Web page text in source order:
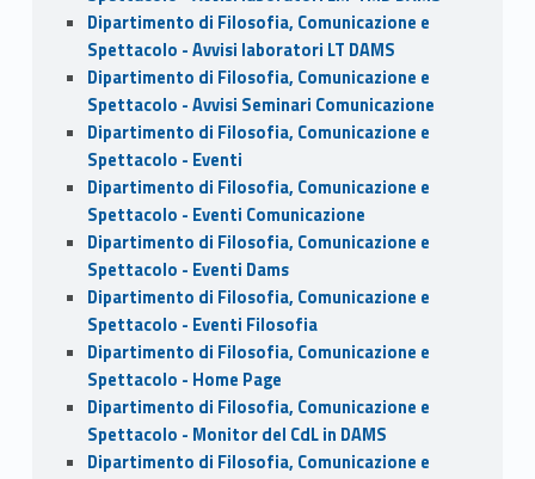
Dipartimento di Filosofia, Comunicazione e
Spettacolo - Avvisi laboratori LT DAMS
Dipartimento di Filosofia, Comunicazione e
Spettacolo - Avvisi Seminari Comunicazione
Dipartimento di Filosofia, Comunicazione e
Spettacolo - Eventi
Dipartimento di Filosofia, Comunicazione e
Spettacolo - Eventi Comunicazione
Dipartimento di Filosofia, Comunicazione e
Spettacolo - Eventi Dams
Dipartimento di Filosofia, Comunicazione e
Spettacolo - Eventi Filosofia
Dipartimento di Filosofia, Comunicazione e
Spettacolo - Home Page
Dipartimento di Filosofia, Comunicazione e
Spettacolo - Monitor del CdL in DAMS
Dipartimento di Filosofia, Comunicazione e